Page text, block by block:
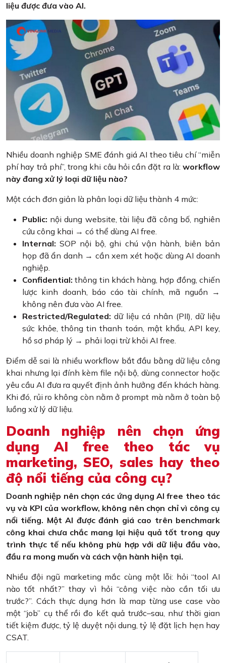
liệu được đưa vào AI.
Nhiều doanh nghiệp SME đánh giá AI theo tiêu chí “miễn
phí hay trả phí”, trong khi câu hỏi cần đặt ra là: workflow
này đang xử lý loại dữ liệu nào?
Một cách đơn giản là phân loại dữ liệu thành 4 mức:
Public: nội dung website, tài liệu đã công bố, nghiên
cứu công khai → có thể dùng AI free.
Internal: SOP nội bộ, ghi chú vận hành, biên bản
họp đã ẩn danh → cần xem xét hoặc dùng AI doanh
nghiệp.
Confidential: thông tin khách hàng, hợp đồng, chiến
lược kinh doanh, báo cáo tài chính, mã nguồn →
không nên đưa vào AI free.
Restricted/Regulated: dữ liệu cá nhân (PII), dữ liệu
sức khỏe, thông tin thanh toán, mật khẩu, API key,
hồ sơ pháp lý → phải loại trừ khỏi AI free.
Điểm dễ sai là nhiều workflow bắt đầu bằng dữ liệu công
khai nhưng lại đính kèm file nội bộ, dùng connector hoặc
yêu cầu AI đưa ra quyết định ảnh hưởng đến khách hàng.
Khi đó, rủi ro không còn nằm ở prompt mà nằm ở toàn bộ
luồng xử lý dữ liệu.
Doanh nghiệp nên chọn ứng
dụng AI free theo tác vụ
marketing, SEO, sales hay theo
độ nổi tiếng của công cụ?
Doanh nghiệp nên chọn các ứng dụng AI free theo tác
vụ và KPI của workflow, không nên chọn chỉ vì công cụ
nổi tiếng. Một AI được đánh giá cao trên benchmark
công khai chưa chắc mang lại hiệu quả tốt trong quy
trình thực tế nếu không phù hợp với dữ liệu đầu vào,
đầu ra mong muốn và cách vận hành hiện tại.
Nhiều đội ngũ marketing mắc cùng một lỗi: hỏi “tool AI
nào tốt nhất?” thay vì hỏi “công việc nào cần tối ưu
trước?”. Cách thực dụng hơn là map từng use case vào
một “job” cụ thể rồi đo kết quả trước–sau, như thời gian
tiết kiệm được, tỷ lệ duyệt nội dung, tỷ lệ đặt lịch hẹn hay
CSAT.